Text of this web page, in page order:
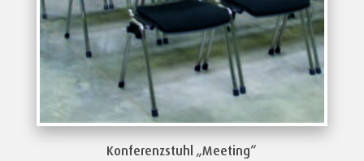
Konferenzstuhl „Meeting“